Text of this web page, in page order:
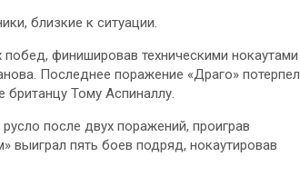
близкие к ситуации.
финишировав техническими нокаутами
Последнее поражение «Драго» потерпел
британцу Тому Аспиналлу.
после двух поражений, проиграв
выиграл пять боев подряд, нокаутировав